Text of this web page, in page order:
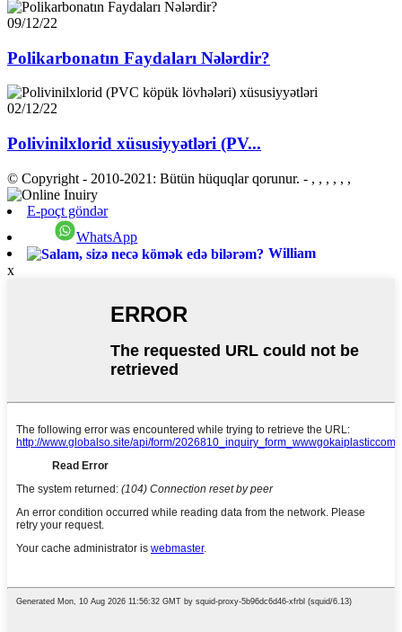
09/12/22
Polikarbonatın Faydaları Nələrdir?
02/12/22
Polivinilxlorid xüsusiyyətləri (PV...
© Copyright - 2010-2021: Bütün hüquqlar qorunur. - , , , , , ,
E-poçt göndər
WhatsApp
William
x